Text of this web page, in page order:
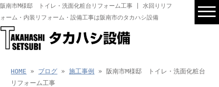
阪南市M様邸 トイレ・洗面化粧台リフォーム工事 | 水回りリフ
ォーム・内装リフォーム・設備工事は阪南市のタカハシ設備
HOME » ブログ »施工事例
» 阪南市M様邸 トイレ・洗面化粧台
リフォーム工事